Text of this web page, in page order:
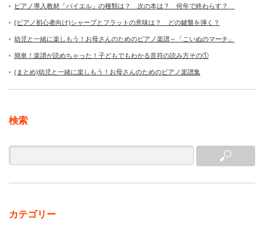
ピアノ導入教材「バイエル」の種類は？ 次の本は？ 何年で終わらす？
(ピアノ初心者向け)シャープとフラットの意味は？ どの鍵盤を弾く？
幼児と一緒に楽しもう！お母さんのためのピアノ楽譜～「こいぬのマーチ」
簡単！楽譜が読めちゃった！子どもでもわかる音符の読み方その①
(まとめ)幼児と一緒に楽しもう！お母さんのためのピアノ楽譜集
検索
カテゴリー